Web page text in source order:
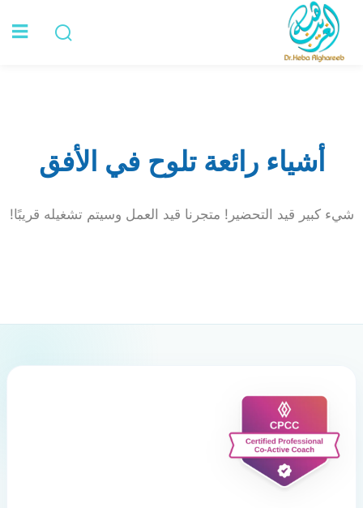
عن د. هبة
أشياء رائعة تلوح في الأفق
شيء كبير قيد التحضير! متجرنا قيد العمل وسيتم تشغيله قريبًا!
Lost your password?